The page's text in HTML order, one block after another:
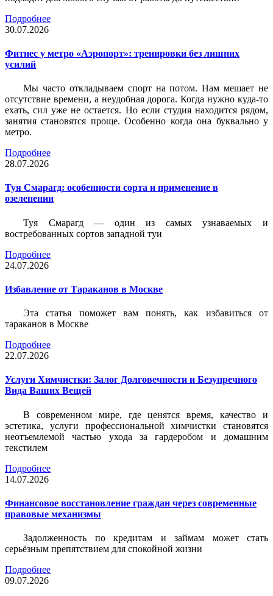
Подробнее
30.07.2026
Фитнес у метро «Аэропорт»: тренировки без лишних
усилий
Мы часто откладываем спорт на потом. Нам мешает не
отсутствие времени, а неудобная дорога. Когда нужно куда-то
ехать, сил уже не остается. Но если студия находится рядом,
занятия становятся проще. Особенно когда она буквально у
метро.
Подробнее
28.07.2026
Туя Смарагд: особенности сорта и применение в
озеленении
Туя Смарагд — один из самых узнаваемых и
востребованных сортов западной туи
Подробнее
24.07.2026
Избавление от Тараканов в Москве
Эта статья поможет вам понять, как избавиться от
тараканов в Москве
Подробнее
22.07.2026
Услуги Химчистки: Залог Долговечности и Безупречного
Вида Ваших Вещей
В современном мире, где ценятся время, качество и
эстетика, услуги профессиональной химчистки становятся
неотъемлемой частью ухода за гардеробом и домашним
текстилем
Подробнее
14.07.2026
Финансовое восстановление граждан через современные
правовые механизмы
Задолженность по кредитам и займам может стать
серьёзным препятствием для спокойной жизни
Подробнее
09.07.2026